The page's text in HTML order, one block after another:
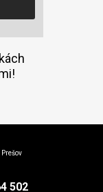
502